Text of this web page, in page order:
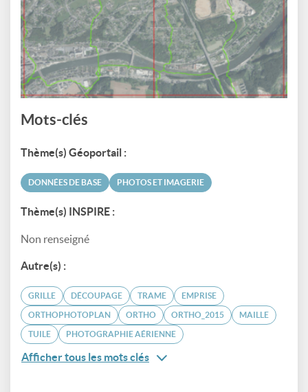
Mots-clés
Thème(s) Géoportail :
DONNÉES DE BASE PHOTOS ET IMAGERIE
Thème(s) INSPIRE :
Non renseigné
Autre(s) :
GRILLE DÉCOUPAGE TRAME EMPRISE
ORTHOPHOTOPLAN ORTHO ORTHO_2015 MAILLE
TUILE PHOTOGRAPHIE AÉRIENNE
Afficher tous les mots clés